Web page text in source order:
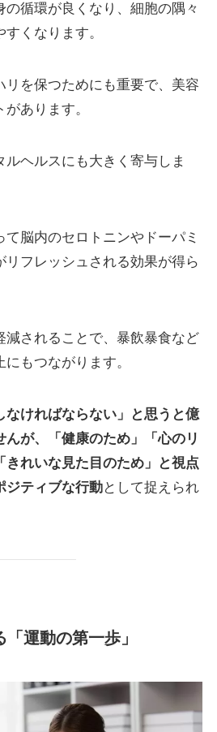
循環が良くなり、細胞の隅々
くなります。
リを保つためにも重要で、美容
あります。
ルヘルスにも大きく寄与しま
脳内のセロトニンやドーパミ
リフレッシュされる効果が得ら
減されることで、暴飲暴食など
もつながります。
なければならない」と思うと億
が、「健康のため」「心のリ
きれいな見た目のため」と視点
ジティブな行動として捉えられ
運動の第一歩」